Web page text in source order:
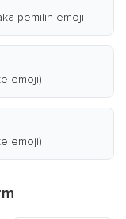
pemilih emoji
emoji)
emoji)